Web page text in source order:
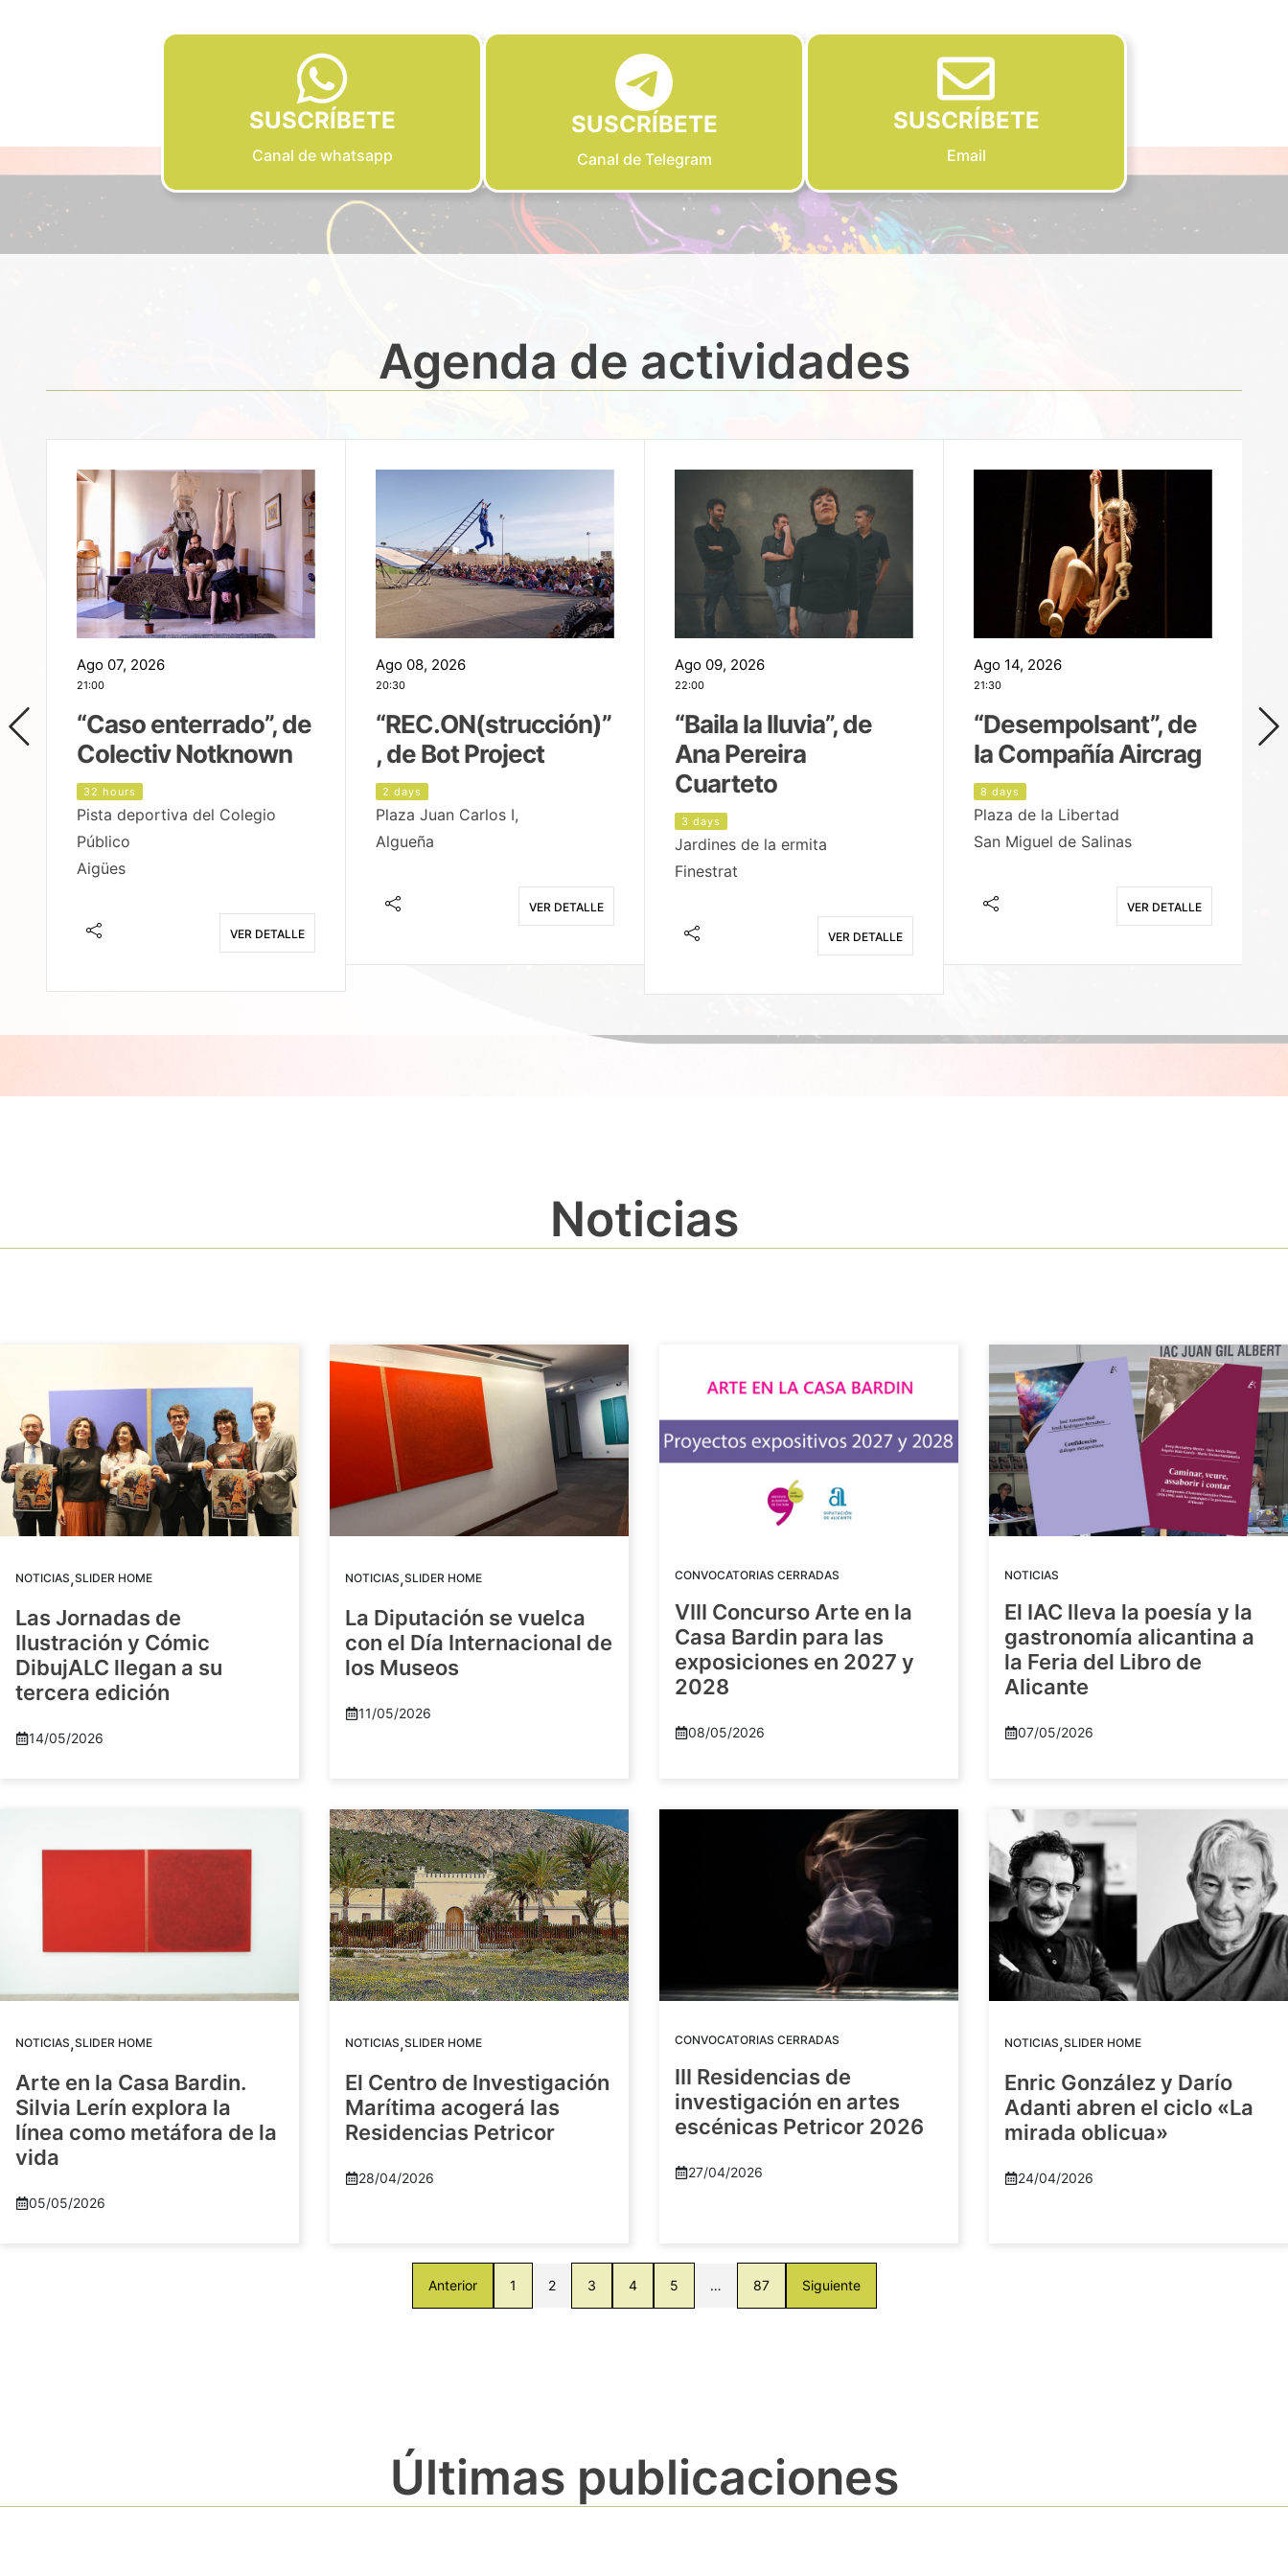
SUSCRÍBETE
Canal de whatsapp
SUSCRÍBETE
Canal de Telegram
SUSCRÍBETE
Email
Agenda de actividades
Ago 07, 2026
21:00
“Caso enterrado”, de
Colectiv Notknown
32 hours
Pista deportiva del Colegio
Público
Aigües
VER DETALLE
Ago 08, 2026
20:30
“REC.ON(strucción)”
, de Bot Project
2 days
Plaza Juan Carlos I,
Algueña
VER DETALLE
Ago 09, 2026
22:00
“Baila la lluvia”, de
Ana Pereira
Cuarteto
3 days
Jardines de la ermita
Finestrat
VER DETALLE
Ago 14, 2026
21:30
“Desempolsant”, de
la Compañía Aircrag
8 days
Plaza de la Libertad
San Miguel de Salinas
VER DETALLE
Noticias
NOTICIAS,SLIDER HOME
Las Jornadas de
Ilustración y Cómic
DibujALC llegan a su
tercera edición
14/05/2026
NOTICIAS,SLIDER HOME
La Diputación se vuelca
con el Día Internacional de
los Museos
11/05/2026
CONVOCATORIAS CERRADAS
VIII Concurso Arte en la
Casa Bardin para las
exposiciones en 2027 y
2028
08/05/2026
NOTICIAS
El IAC lleva la poesía y la
gastronomía alicantina a
la Feria del Libro de
Alicante
07/05/2026
NOTICIAS,SLIDER HOME
Arte en la Casa Bardin.
Silvia Lerín explora la
línea como metáfora de la
vida
05/05/2026
NOTICIAS,SLIDER HOME
El Centro de Investigación
Marítima acogerá las
Residencias Petricor
28/04/2026
CONVOCATORIAS CERRADAS
III Residencias de
investigación en artes
escénicas Petricor 2026
27/04/2026
NOTICIAS,SLIDER HOME
Enric González y Darío
Adanti abren el ciclo «La
mirada oblicua»
24/04/2026
Anterior 1 2 3 4 5 … 87 Siguiente
Últimas publicaciones